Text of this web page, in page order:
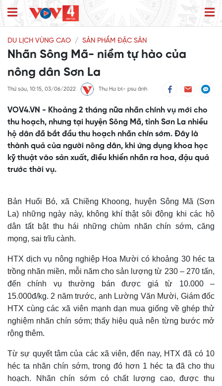
DU LỊCH VÙNG CAO SẢN PHẨM ĐẶC SẢN
Nhãn Sông Mã- niềm tự hào của
nông dân Sơn La
Thứ sáu, 10:15, 03/06/2022 Thu Ha bt- psu ảnh
VOV4.VN - Khoảng 2 tháng nữa nhãn chính vụ mới cho
thu hoạch, nhưng tại huyện Sông Mã, tỉnh Sơn La nhiều
hộ dân đã bắt đầu thu hoạch nhãn chín sớm. Đây là
thành quả của người nông dân, khi ứng dụng khoa học
kỹ thuật vào sản xuất, điều khiển nhãn ra hoa, đậu quả
trước thời vụ.
Bản Huổi Bó, xã Chiềng Khoong, huyện Sông Mã (Sơn
La) những ngày này, không khí thậtsôi động khi các hộ
dân tất bật thu hái những chùm nhãn chín sớm, căng
mọng, sai trĩu cành.
HTX dịch vụ nông nghiệp Hoa Mười có khoảng 30 héc ta
trồng nhãn miền, mỗi năm cho sản lượng từ 230 – 270 tấn,
đến chính vụ thường bán được giá từ 10.000 –
15.000đ/kg. 2 năm trước, anh Lường Văn Mười, Giám đốc
HTX cùng các xã viên mạnh dạn mua giống về ghép thử
nghiệm nhãn chín sớm; thấy hiệu quả nên từng bước mở
rộng thêm.
Từ sự quyết tâm của các xã viên, đến nay, HTX đã có 10
héc ta nhãn chín sớm, trong đó hơn 1 héc ta đã cho thu
hoạch. Nhãn chín sớm có chất lượng cao, được thu